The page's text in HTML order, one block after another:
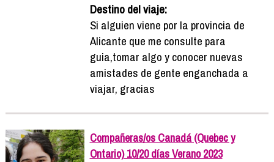
Destino del viaje:
Si alguien viene por la provincia de
Alicante que me consulte para
guia,tomar algo y conocer nuevas
amistades de gente enganchada a
viajar, gracias
Compañeras/os Canadá (Quebec y
Ontario) 10/20 días Verano 2023